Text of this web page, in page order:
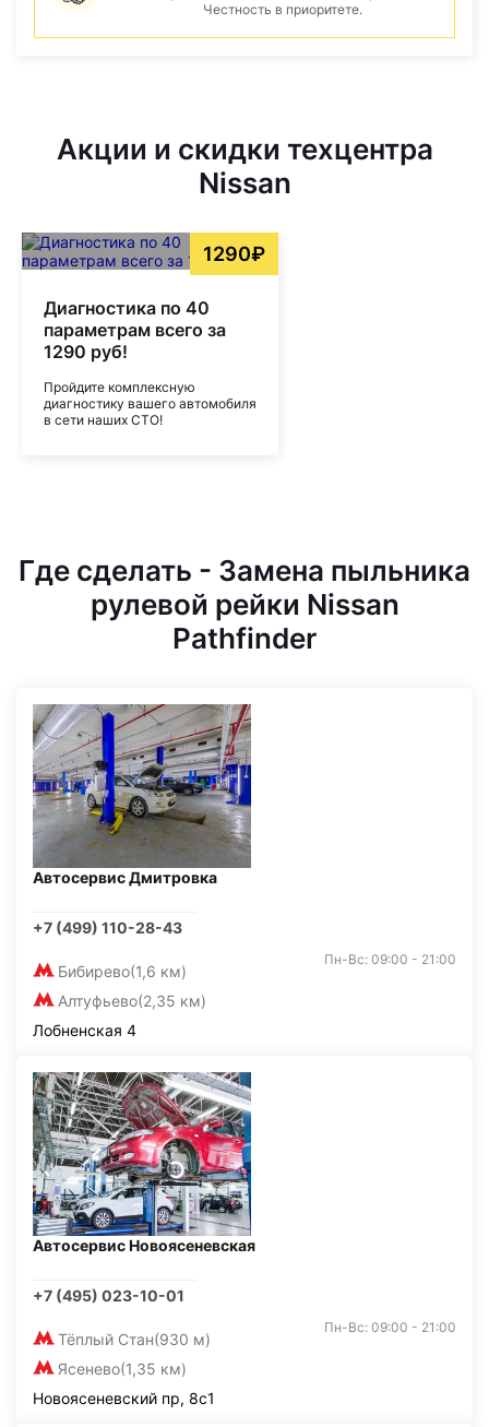
Честность в приоритете.
Акции и скидки техцентра
Nissan
1290₽
Диагностика по 40
параметрам всего за
1290 руб!
Пройдите комплексную
диагностику вашего автомобиля
в сети наших СТО!
Где сделать - Замена пыльника
рулевой рейки Nissan
Pathfinder
Автосервис Дмитровка
+7 (499) 110-28-43
Бибирево(1,6 км)
Алтуфьево(2,35 км)
Пн-Вс: 09:00 - 21:00
Лобненская 4
Автосервис Новоясеневская
+7 (495) 023-10-01
Тёплый Стан(930 м)
Ясенево(1,35 км)
Пн-Вс: 09:00 - 21:00
Новоясеневский пр, 8с1